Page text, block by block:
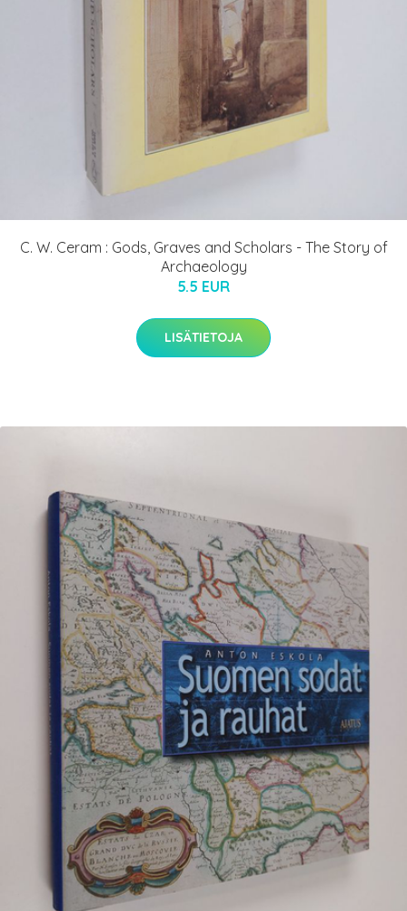
C. W. Ceram : Gods, Graves and Scholars - The Story of
Archaeology
5.5 EUR
LISÄTIETOJA